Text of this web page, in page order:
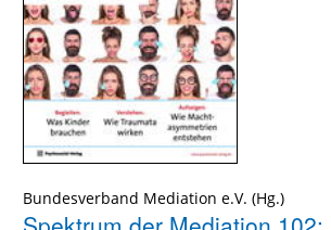
Bundesverband Mediation e.V. (Hg.)